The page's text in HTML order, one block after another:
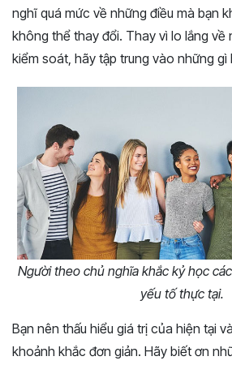
nghĩ quá mức về những điều mà bạn
không thể thay đổi. Thay vì lo lắng về
kiểm soát, hãy tập trung vào những gì
Người theo chủ nghĩa khắc kỷ học
yếu tố thực tại.
Bạn nên thấu hiểu giá trị của hiện tại
khoảnh khắc đơn giản. Hãy biết ơn